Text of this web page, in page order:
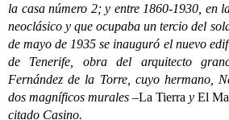
la casa número 2; y entre 1860-1930, en
neoclásico y que ocupaba un tercio del
de mayo de 1935 se inauguró el nuevo
de Tenerife, obra del arquitecto
Fernández de la Torre, cuyo hermano,
dos magníficos murales –La Tierra y El
citado Casino.